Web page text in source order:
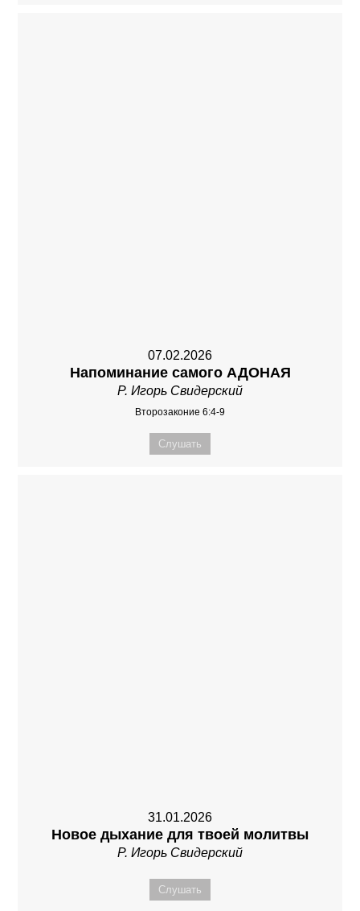
07.02.2026
Напоминание самого АДОНАЯ
Р. Игорь Свидерский
Второзаконие 6:4-9
Слушать
31.01.2026
Новое дыхание для твоей молитвы
Р. Игорь Свидерский
Слушать